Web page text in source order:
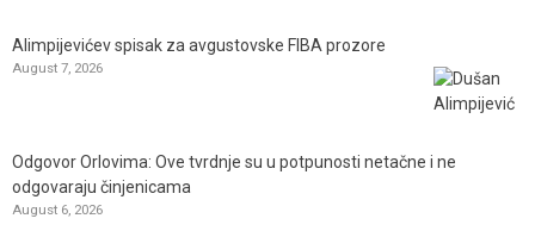
Alimpijevićev spisak za avgustovske FIBA prozore
August 7, 2026
Odgovor Orlovima: ​Ove tvrdnje su u potpunosti netačne i ne
odgovaraju činjenicama
August 6, 2026